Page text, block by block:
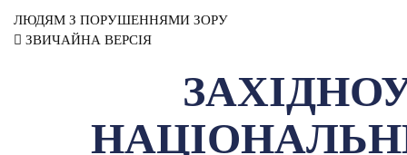
ЛЮДЯМ З ПОРУШЕННЯМИ ЗОРУ
ЗВИЧАЙНА ВЕРСІЯ
НАУКОВА ДІЯЛЬНІСТЬ